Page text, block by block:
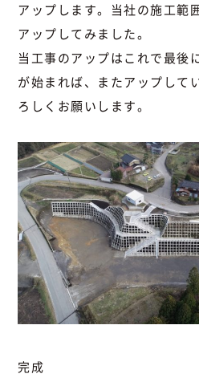
アップします。当社の施工範
アップしてみました。
当工事のアップはこれで最後
が始まれば、またアップして
ろしくお願いします。
完成